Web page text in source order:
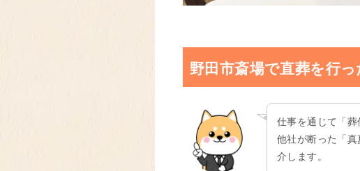
野田市斎場で直葬を行
仕事を通じて「葬
他社が断った「
介します。